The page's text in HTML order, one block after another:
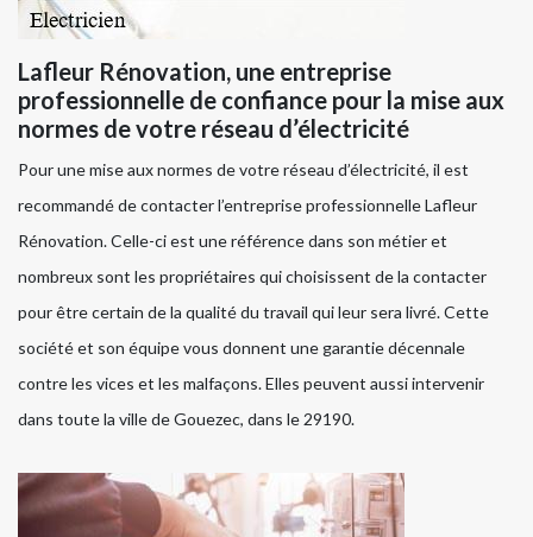
Lafleur Rénovation, une entreprise
professionnelle de confiance pour la mise aux
normes de votre réseau d’électricité
Pour une mise aux normes de votre réseau d’électricité, il est
recommandé de contacter l’entreprise professionnelle Lafleur
Rénovation. Celle-ci est une référence dans son métier et
nombreux sont les propriétaires qui choisissent de la contacter
pour être certain de la qualité du travail qui leur sera livré. Cette
société et son équipe vous donnent une garantie décennale
contre les vices et les malfaçons. Elles peuvent aussi intervenir
dans toute la ville de Gouezec, dans le 29190.